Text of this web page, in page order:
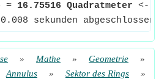
≈ 16.75516 Quadratmeter <--
sekunden abgeschlossen)
» Mathe » Geometrie
»
Annulus » Sektor des Rings
»